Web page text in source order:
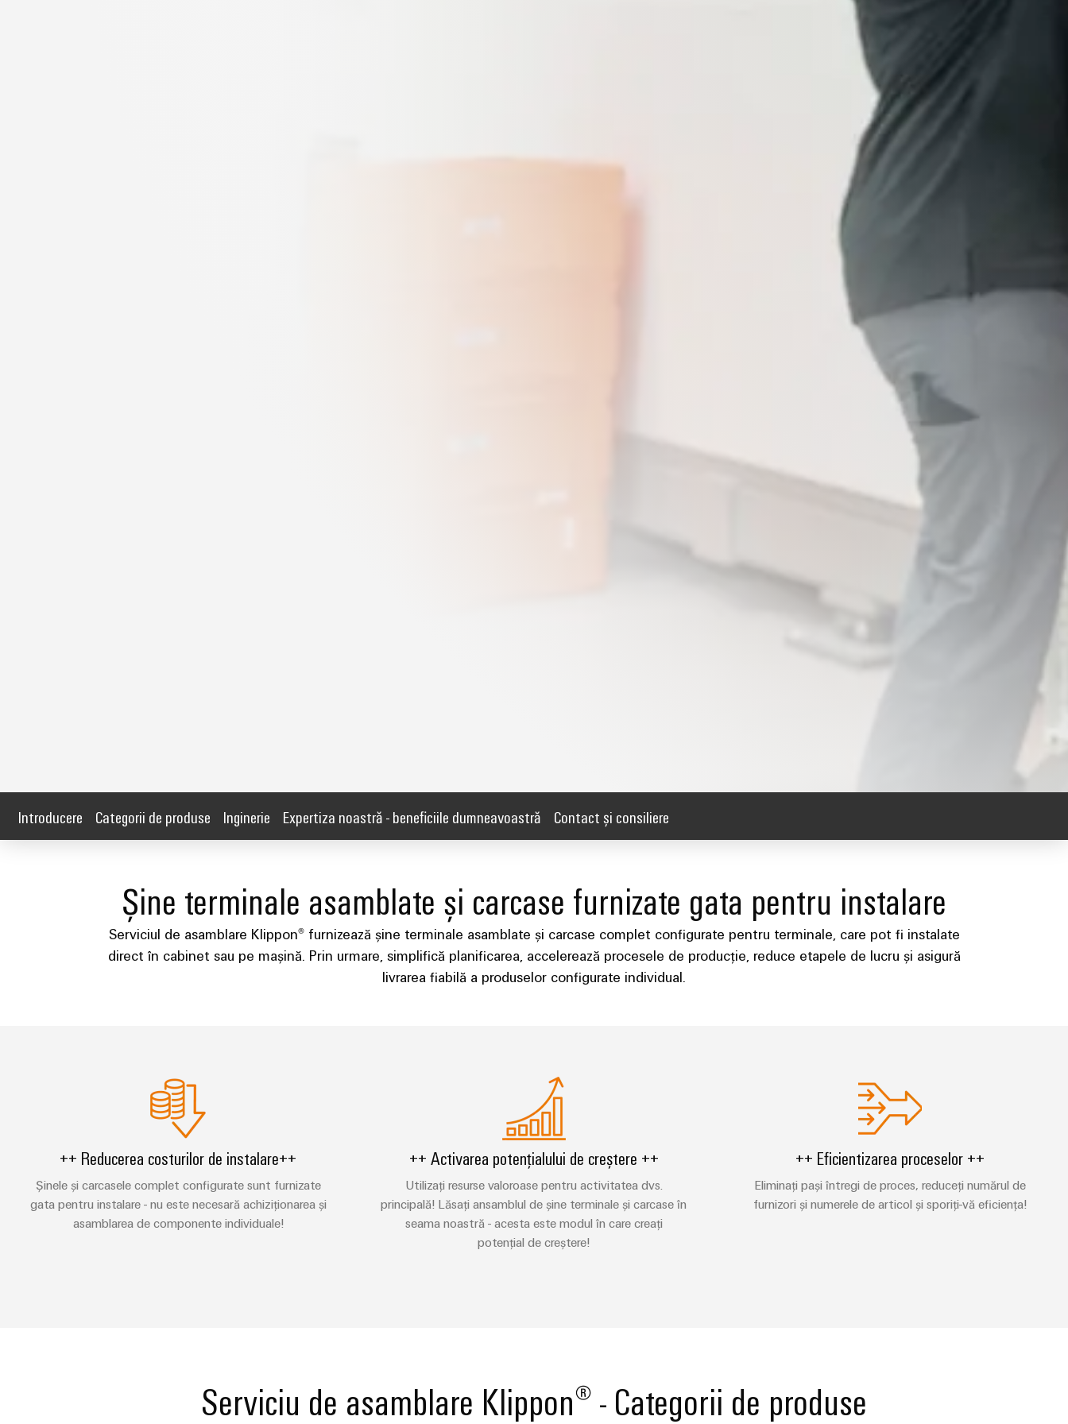
Introducere Categorii de produse Inginerie Expertiza noastră - beneficiile dumneavoastră Contact și consiliere
Șine terminale asamblate și carcase furnizate gata pentru instalare
Serviciul de asamblare Klippon® furnizează șine terminale asamblate și carcase complet configurate pentru terminale, care pot fi instalate
direct în cabinet sau pe mașină. Prin urmare, simplifică planificarea, accelerează procesele de producție, reduce etapele de lucru și asigură
livrarea fiabilă a produselor configurate individual.
++ Reducerea costurilor de instalare++
Șinele și carcasele complet configurate sunt furnizate
gata pentru instalare - nu este necesară achiziționarea și
asamblarea de componente individuale!
++ Activarea potențialului de creștere ++
Utilizați resurse valoroase pentru activitatea dvs.
principală! Lăsați ansamblul de șine terminale și carcase în
seama noastră - acesta este modul în care creați
potențial de creștere!
++ Eficientizarea proceselor ++
Eliminați pași întregi de proces, reduceți numărul de
furnizori și numerele de articol și sporiți-vă eficiența!
Serviciu de asamblare Klippon® - Categorii de produse